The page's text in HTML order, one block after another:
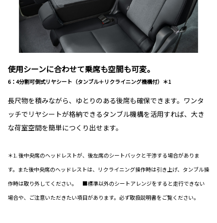
使用シーンに合わせて乗席も空間も可変。
6：4分割可倒式リヤシート（タンブル＋リクライニング機構付）＊1
長尺物を積みながら、ゆとりのある後席も確保できます。ワンタ
ッチでリヤシートが格納できるタンブル機構を活用すれば、大き
な荷室空間を簡単につくり出せます。
＊1. 後中央席のヘッドレストが、後左席のシートバックと干渉する場合がありま
す。また後中央席のヘッドレストは、リクライニング操作時は引き上げ、タンブル操
作時は取り外してください。 ■標準以外のシートアレンジをすると走行できない
場合や、ご注意いただきたい項目があります。必ず取扱説明書をご覧ください。